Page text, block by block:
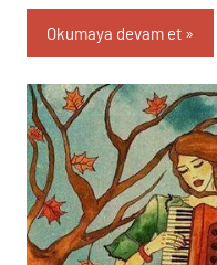
Okumaya devam et